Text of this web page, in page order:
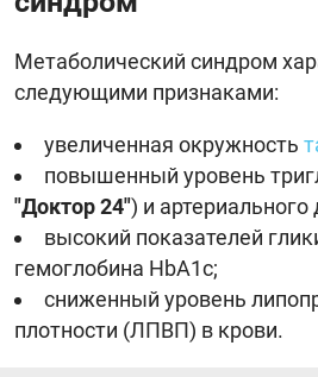
Метаболический синдром
следующими признаками:
увеличенная окружность
повышенный уровень
"Доктор 24") и артериального
высокий показателей
гемоглобина HbA1c;
сниженный уровень
плотности (ЛПВП) в крови.